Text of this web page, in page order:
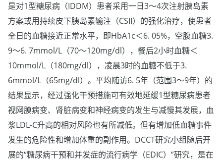
是对1型糖尿病（IDDM）患者采用一日3～4次注射胰岛素
方案或用持续皮下胰岛素输注（CSII）的强化治疗，使患者
全日的血糖接近正常水平，即HbA1c＜6. 05%，空腹血糖3.
9～6. 7mmol/L（70～120mg/dl），餐后2小时血糖＜
10mmol/L（180mg/dl），凌晨3时的血糖不低于3.
6mmol/L（65mg/dl）。平均随访6. 5年（范围3～9年）的
结果显示，经过强化干预措施可有效地延缓1型糖尿病患者
视网膜病变、肾脏病变和神经病变的发生与减慢其发展，血
浆LDL-C升高的相对风险也有所减低。但有增加低血糖事件
发生的危险性和增加体重的副作用。DCCT研究小组随后开
展的“糖尿病干预和并发症的流行病学（EDIC）”研究，是在